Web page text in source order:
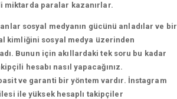
miktarda paralar kazanırlar.
sosyal medyanın gücünü anladılar ve bir
kimliğini sosyal medya üzerinden
Bunun için akıllardaki tek soru bu kadar
hesabı nasıl yapacağınız.
ve garanti bir yöntem vardır. İnstagram
ile yüksek hesaplı takipçiler